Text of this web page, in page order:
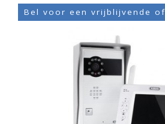
Bel voor een vrijblijvende